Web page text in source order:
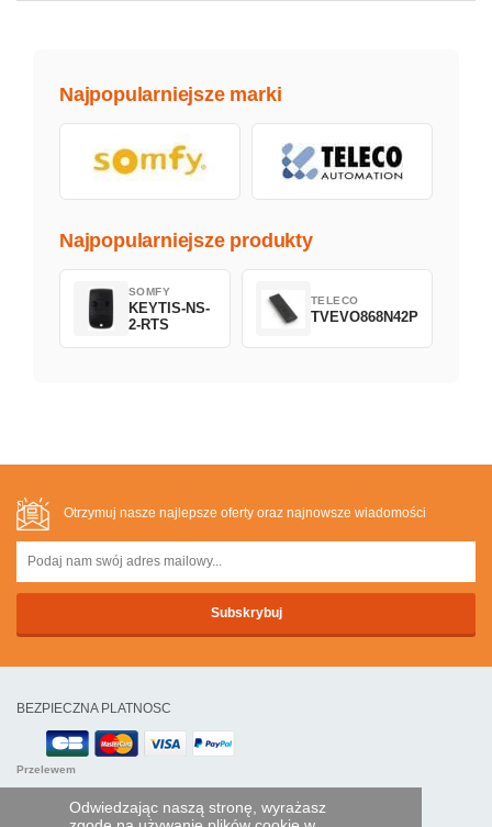
Odwiedzając naszą stronę, wyrażasz
Najpopularniejsze marki
Najpopularniejsze produkty
SOMFY
KEYTIS-NS-
2-RTS
TELECO
TVEVO868N42P
Otrzymuj nasze najlepsze oferty oraz najnowsze wiadomości
BEZPIECZNA PLATNOSC
Przelewem
POMOC I USŁUGI